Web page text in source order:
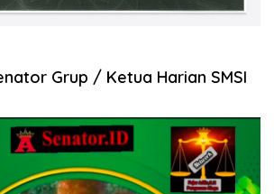
Grup / Ketua Harian SMSI